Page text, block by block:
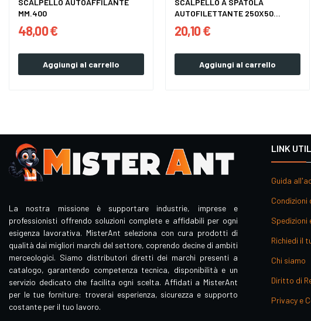
SCALPELLO AUTOAFFILANTE
MM.400
48,00 €
Aggiungi al carrello
SCALPELLO A SPATOLA
AUTOFILETTANTE 250X50...
20,10 €
Aggiungi al carrello
La nostra missione è supportare industrie, imprese e
professionisti offrendo soluzioni complete e affidabili per ogni
esigenza lavorativa. MisterAnt seleziona con cura prodotti di
qualità dai migliori marchi del settore, coprendo decine di ambiti
merceologici. Siamo distributori diretti dei marchi presenti a
catalogo, garantendo competenza tecnica, disponibilità e un
servizio dedicato che facilita ogni scelta. Affidati a MisterAnt
per le tue forniture: troverai esperienza, sicurezza e supporto
costante per il tuo lavoro.
LINK
Guida
Condizioni
Spedizioni
Richiedi il
Chi siamo
Diritto di
Privacy e